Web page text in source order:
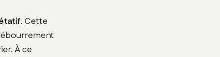
. Cette
À ce